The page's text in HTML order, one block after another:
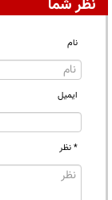
نظر شما
نام
ایمیل
* نظر